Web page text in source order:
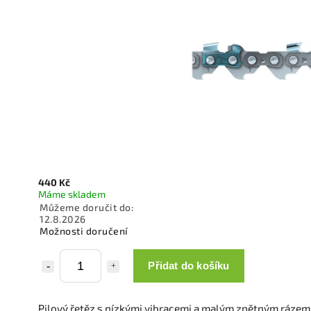
440 Kč
Máme skladem
Můžeme doručit do:
12.8.2026
Možnosti doručení
Přidat do košíku
Pilový řetěz s nízkými vibracemi a malým zpětným